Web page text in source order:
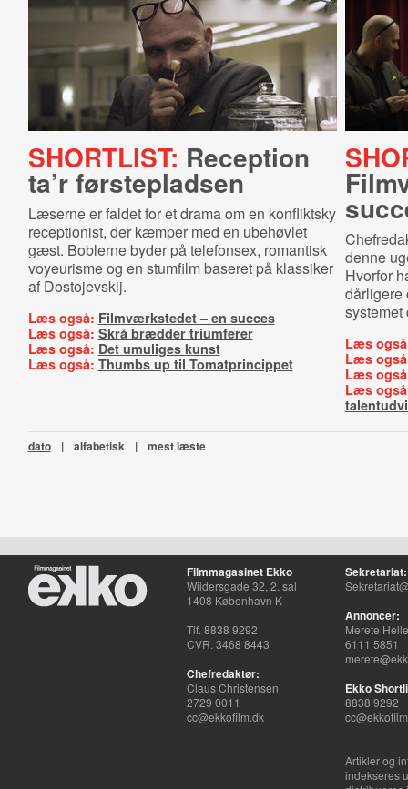
SHORTLIST: Reception
ta’r førstepladsen
Læserne er faldet for et drama om en konfliktsky
receptionist, der kæmper med en ubehøvlet
gæst. Boblerne byder på telefonsex, romantisk
voyeurisme og en stumfilm baseret på klassiker
af Dostojevskij.
Læs også: Filmværkstedet – en succes
Læs også: Skrå brædder triumferer
Læs også: Det umuliges kunst
Læs også: Thumbs up til Tomatprincippet
denne
Hvorfor
dårligere
systemet
Læs
Læs
Læs
Læs
dato | alfabetisk | mest læste
Filmmagasinet Ekko
Wildersgade 32, 2. sal
1408 København K
Tlf. 8838 9292
CVR. 3468 8443
Chefredaktør:
Claus Christensen
2729 0011
cc@ekkofilm.dk
Sekretariat:
Annoncer:
Merete
6111 5851
Ekko
8838 9292
Artikler og
indekseres